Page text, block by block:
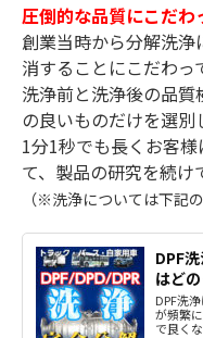
圧倒的な品質にこだわ
創業当時から分解洗
消することにこだわっ
洗浄前と洗浄後の品
の良いものだけを選別
1分1秒でも長くお客
て、製品の研究を続け
（※洗浄については下記
DPF
はど
DPF洗
が頻繁
で良く